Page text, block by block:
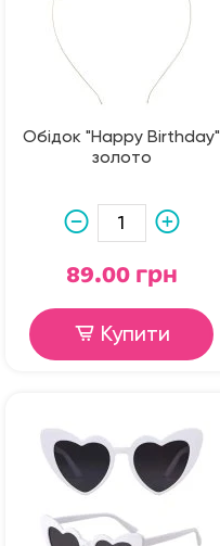
Обідок "Happy Birthday"
золото
89.00 грн
Купити